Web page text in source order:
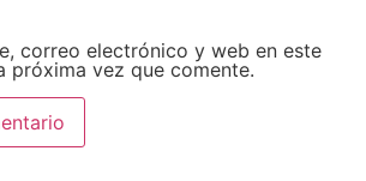
correo electrónico y web en este
próxima vez que comente.